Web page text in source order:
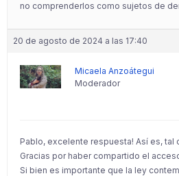
no comprenderlos como sujetos de
20 de agosto de 2024 a las 17:40
Micaela Anzoátegui
Moderador
Pablo, excelente respuesta! Así es, tal
Gracias por haber compartido el
Si bien es importante que la ley